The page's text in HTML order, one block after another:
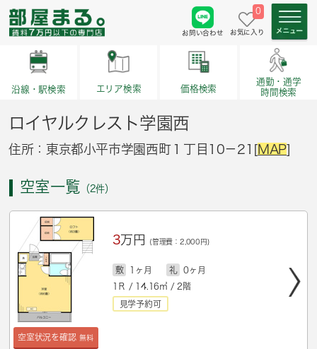
お問い合わせ
0
お気に入り
沿線・駅検索 エリア検索 価格検索
通勤・通学
時間検索
ロイヤルクレスト学園西
住所：東京都小平市学園西町１丁目10－21[MAP]
空室一覧 （2件）
空室状況を確認 無料
3万円 (管理費：2,000円)
敷 1ヶ月 礼
0ヶ月
1Ｒ / 14.16㎡ / 2階
見学予約可